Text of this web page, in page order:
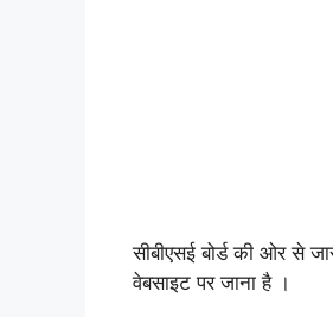
सीबीएसई बोर्ड की ओर से
वेबसाइट पर जाना है ।